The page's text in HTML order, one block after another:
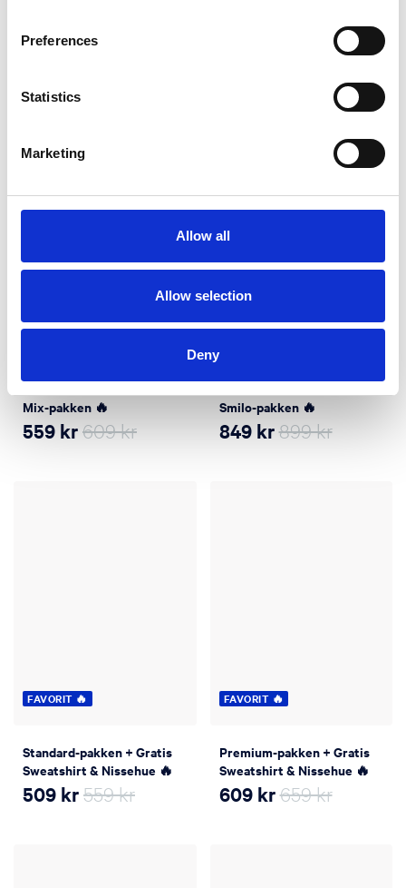
Preferences
Statistics
Marketing
Allow all
Allow selection
Deny
499kr
Mix-pakken 🔥
559 kr609 kr
Smilo-pakken 🔥
849 kr899 kr
FAVORIT 🔥
Standard-pakken + Gratis
Sweatshirt & Nissehue 🔥
509 kr559 kr
FAVORIT 🔥
Premium-pakken + Gratis
Sweatshirt & Nissehue 🔥
609 kr659 kr